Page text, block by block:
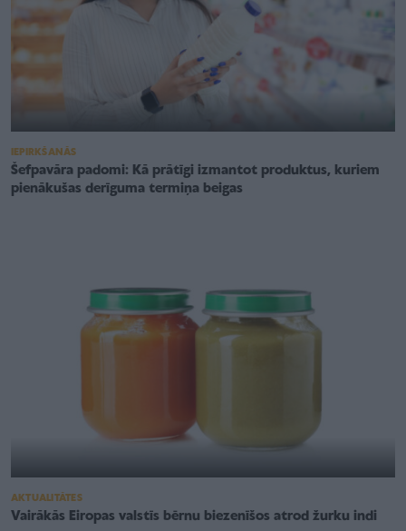
IEPIRKŠANĀS
Šefpavāra padomi: Kā prātīgi izmantot produktus, kuriem
pienākušas derīguma termiņa beigas
AKTUALITĀTES
Vairākās Eiropas valstīs bērnu biezenīšos atrod žurku indi